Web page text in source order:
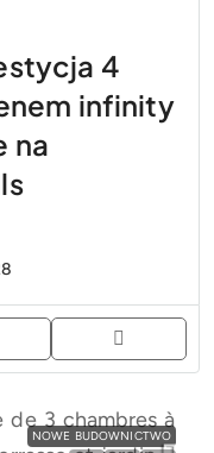
4
infinity
na
NOWE BUDOWNICTWO